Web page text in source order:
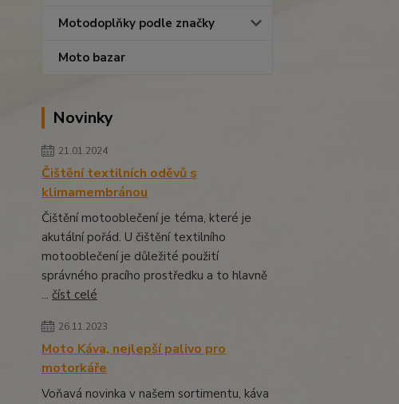
Motodoplňky podle značky
Moto bazar
Novinky
21.01.2024
Čištění textilních oděvů s
klimamembránou
Čištění motooblečení je téma, které je
akutální pořád. U čištění textilního
motooblečení je důležité použití
správného pracího prostředku a to hlavně
... číst celé
26.11.2023
Moto Káva, nejlepší palivo pro
motorkáře
Voňavá novinka v našem sortimentu, káva